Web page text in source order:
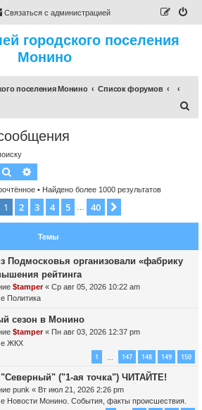
Связаться с администрацией
городского поселения
Монино
поселения Монино
Список форумов
Поиск
• Найдено более 1000 результатов
из 40
1 2 3 4 5 40
Темы
Подмосковья организовали «фабрику
рейтинга
$tamper« Ср авг 05, 2026 10:22 am
Политика
сезон в Монино
$tamper« Пн авг 03, 2026 12:37 pm
ЖКХ
1 147 148 149 150
("1-ая точка") ЧИТАЙТЕ!
punk « Вт июл 21, 2026 2:26 pm
Новости Монино. События, факты происшествия.